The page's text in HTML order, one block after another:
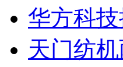
华方科
天门纺